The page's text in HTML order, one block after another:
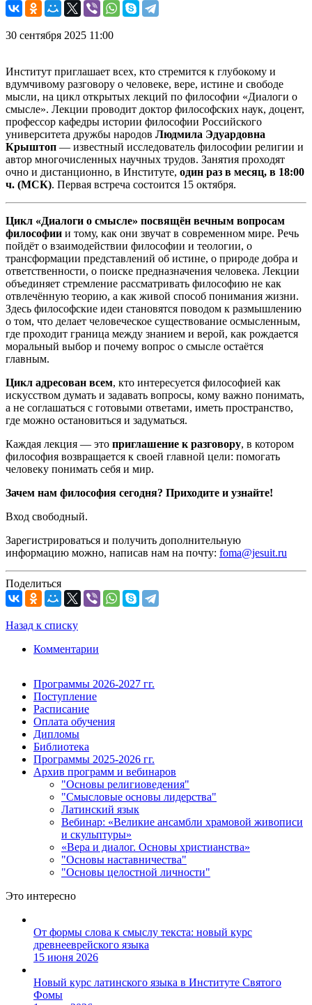
30 сентября 2025 11:00
Институт приглашает всех, кто стремится к глубокому и
вдумчивому разговору о человеке, вере, истине и свободе
мысли, на цикл открытых лекций по философии «Диалоги о
смысле». Лекции проводит доктор философских наук, доцент,
профессор кафедры истории философии Российского
университета дружбы народов Людмила Эдуардовна
Крыштоп — известный исследователь философии религии и
автор многочисленных научных трудов. Занятия проходят
очно и дистанционно, в Институте, один раз в месяц, в 18:00
ч. (МСК). Первая встреча состоится 15 октября.
Цикл «Диалоги о смысле» посвящён вечным вопросам
философии и тому, как они звучат в современном мире. Речь
пойдёт о взаимодействии философии и теологии, о
трансформации представлений об истине, о природе добра и
ответственности, о поиске предназначения человека. Лекции
объединяет стремление рассматривать философию не как
отвлечённую теорию, а как живой способ понимания жизни.
Здесь философские идеи становятся поводом к размышлению
о том, что делает человеческое существование осмысленным,
где проходит граница между знанием и верой, как рождается
моральный выбор и почему вопрос о смысле остаётся
главным.
Цикл адресован всем, кто интересуется философией как
искусством думать и задавать вопросы, кому важно понимать,
а не соглашаться с готовыми ответами, иметь пространство,
где можно остановиться и задуматься.
Каждая лекция — это приглашение к разговору, в котором
философия возвращается к своей главной цели: помогать
человеку понимать себя и мир.
Зачем нам философия сегодня? Приходите и узнайте!
Вход свободный.
Зарегистрироваться и получить дополнительную
информацию можно, написав нам на почту: foma@jesuit.ru
Поделиться
Назад к списку
Комментарии
Программы 2026-2027 гг.
Поступление
Расписание
Оплата обучения
Дипломы
Библиотека
Программы 2025-2026 гг.
Архив программ и вебинаров
"Основы религиоведения"
"Смысловые основы лидерства"
Латинский язык
Вебинар: «Великие ансамбли храмовой живописи
и скульптуры»
«Вера и диалог. Основы христианства»
"Основы наставничества"
"Основы целостной личности"
Это интересно
От формы слова к смыслу текста: новый курс
древнееврейского языка
15 июня 2026
Новый курс латинского языка в Институте Святого
Фомы